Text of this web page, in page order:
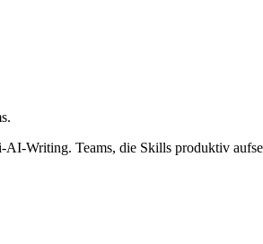
Writing. Teams, die Skills produktiv